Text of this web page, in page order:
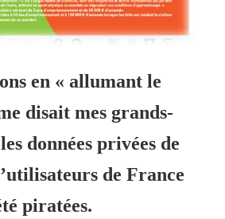
en « allumant le
disait mes grands-
données privées de
de France
piratées.